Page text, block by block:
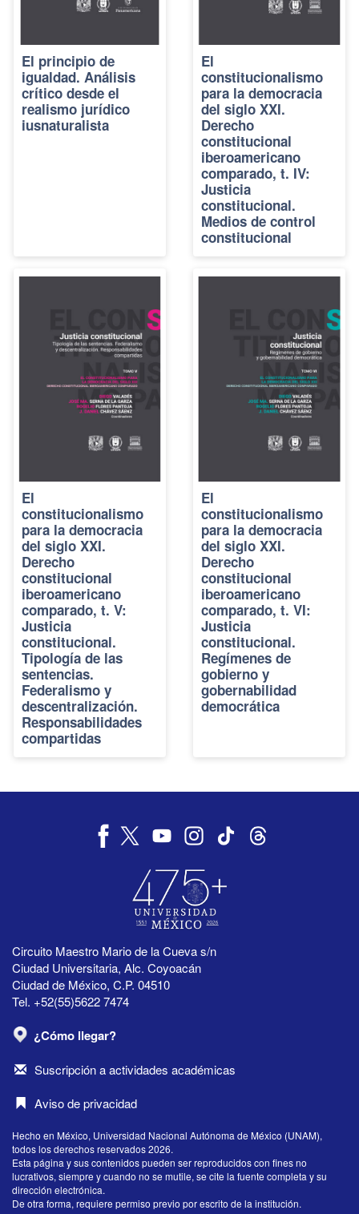
El principio de
igualdad. Análisis
crítico desde el
realismo jurídico
iusnaturalista
El
constitucionalismo
para la democracia
del siglo XXI.
Derecho
constitucional
iberoamericano
comparado, t. IV:
Justicia
constitucional.
Medios de control
constitucional
El
constitucionalismo
para la democracia
del siglo XXI.
Derecho
constitucional
iberoamericano
comparado, t. V:
Justicia
constitucional.
Tipología de las
sentencias.
Federalismo y
descentralización.
Responsabilidades
compartidas
El
constitucionalismo
para la democracia
del siglo XXI.
Derecho
constitucional
iberoamericano
comparado, t. VI:
Justicia
constitucional.
Regímenes de
gobierno y
gobernabilidad
democrática
Circuito Maestro Mario de la Cueva s/n
Ciudad Universitaria, Alc. Coyoacán
Ciudad de México, C.P. 04510
Tel. +52(55)5622 7474
¿Cómo llegar?
Suscripción a actividades académicas
Aviso de privacidad
Hecho en México, Universidad Nacional Autónoma de México (UNAM),
todos los derechos reservados 2026.
Esta página y sus contenidos pueden ser reproducidos con fines no
lucrativos, siempre y cuando no se mutile, se cite la fuente completa y su
dirección electrónica.
De otra forma, requiere permiso previo por escrito de la institución.